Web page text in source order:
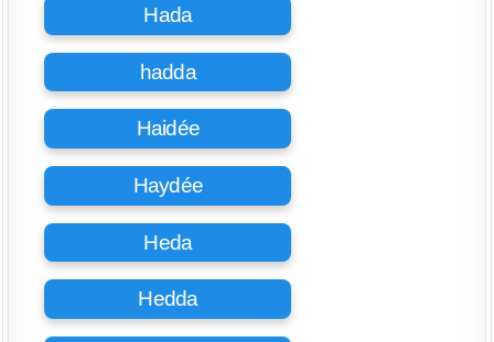
Hada
hadda
Haidée
Haydée
Heda
Hedda